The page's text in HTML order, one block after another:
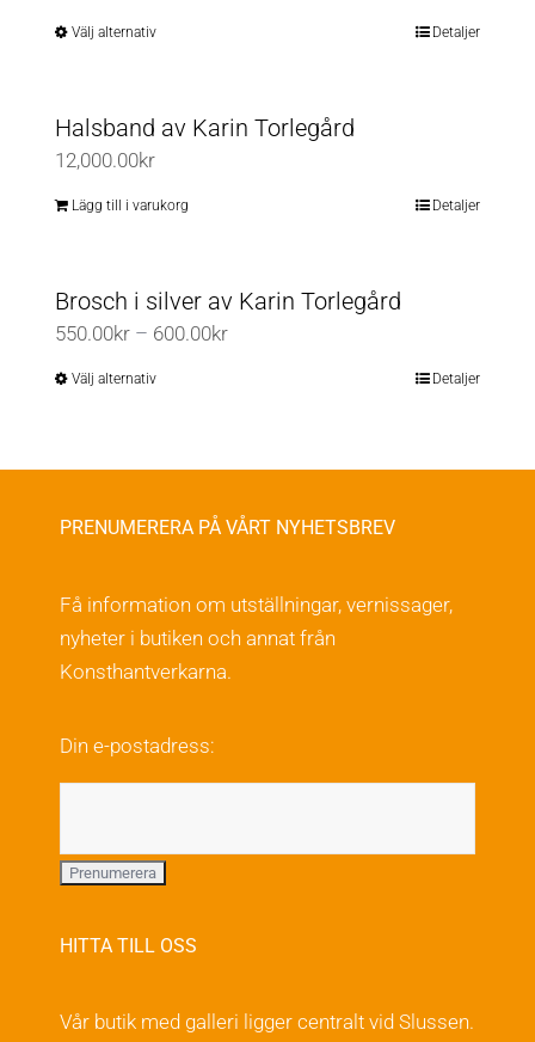
Välj alternativDen
har
varianter.
alternativen
kan
väljas
Detaljer
Halsband av Karin Torlegård
12,000.00kr
Lägg till i varukorg Detaljer
Brosch i silver av Karin Torlegård
550.00kr – 600.00krPrisintervall:
Välj alternativDen
flera
olika
alternativen
kan
på
produktsidan
Detaljer
PRENUMERERA PÅ VÅRT NYHETSBREV
Få information om utställningar, vernissager,
nyheter i butiken och annat från
Konsthantverkarna.
Din e-postadress:
HITTA TILL OSS
Vår butik med galleri ligger centralt vid Slussen.